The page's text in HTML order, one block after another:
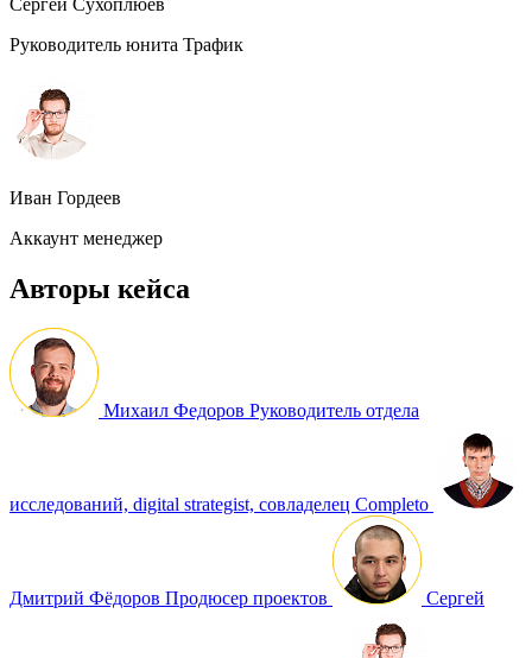
Руководитель юнита Трафик
Иван Гордеев
Аккаунт менеджер
Авторы кейса
Михаил Федоров Руководитель отдела
исследований, digital strategist, совладелец Completo
Дмитрий Фёдоров Продюсер проектов Сергей